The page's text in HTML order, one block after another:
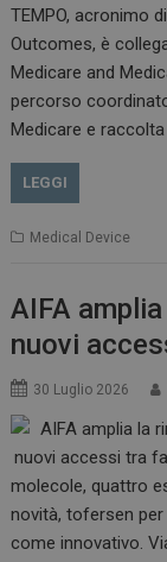
TEMPO, acronimo
Outcomes, è
Medicare and
percorso
Medicare e
LEGGI
Medical Device
AIFA
nuovi
30 Luglio 2026
molecole, quattro
novità, tofersen
come innovativo.